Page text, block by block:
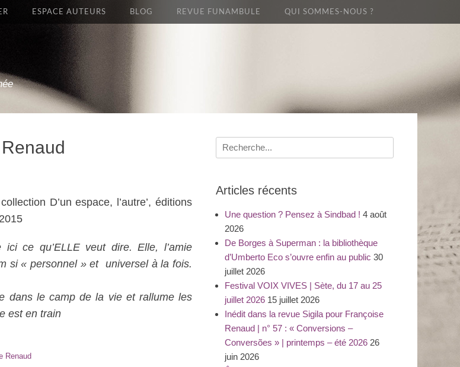
ESPACE AUTEURS BLOG REVUE FUNAMBULE QUI SOMMES-NOUS ?
D’un espace, l’autre’, éditions
ici ce qu’ELLE veut dire. Elle, l’amie
si « personnel » et universel à la fois.
dans le camp de la vie et rallume les
est en train
Renaud
Recherche
pour
Articles récents
Une question ? Pensez à Sindbad ! 4 août
2026
De Borges à Superman : la bibliothèque
d’Umberto Eco s’ouvre enfin au public 30
juillet 2026
Festival VOIX VIVES | Sète, du 17 au 25
juillet 2026 15 juillet 2026
Inédit dans la revue Sigila pour Françoise
Renaud | n° 57 : « Conversions –
Conversões » | printemps – été 2026 26
juin 2026